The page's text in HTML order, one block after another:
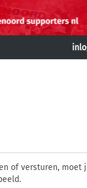
of versturen, moet